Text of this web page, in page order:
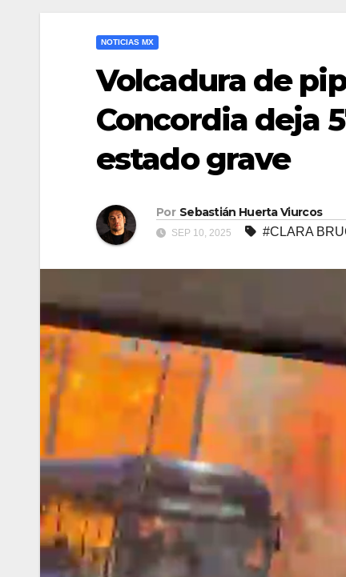
NOTICIAS MX
Volcadura de
Concordia deja
estado grave
Por Sebastián Huerta Viurcos
SEP 10, 2025 #CLARA